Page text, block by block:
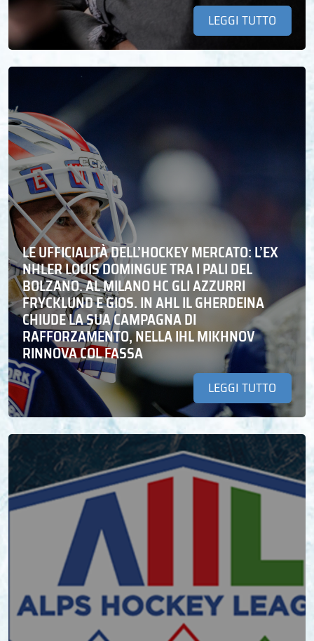
LEGGI TUTTO
LE UFFICIALITÀ DELL’HOCKEY MERCATO: L’EX
NHLER LOUIS DOMINGUE TRA I PALI DEL
BOLZANO. AL MILANO HC GLI AZZURRI
FRYCKLUND E GIOS. IN AHL IL GHERDEINA
CHIUDE LA SUA CAMPAGNA DI
RAFFORZAMENTO, NELLA IHL MIKHNOV
RINNOVA COL FASSA
LEGGI TUTTO